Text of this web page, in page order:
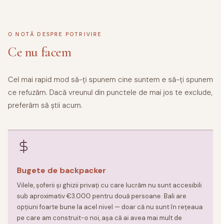
O NOTĂ DESPRE POTRIVIRE
Ce nu facem
Cel mai rapid mod să-ți spunem cine suntem e să-ți spunem
ce refuzăm. Dacă vreunul din punctele de mai jos te exclude,
preferăm să știi acum.
Bugete de backpacker
Vilele, șoferii și ghizii privați cu care lucrăm nu sunt accesibili
sub aproximativ €3.000 pentru două persoane. Bali are
opțiuni foarte bune la acel nivel — doar că nu sunt în rețeaua
pe care am construit-o noi, așa că ai avea mai mult de